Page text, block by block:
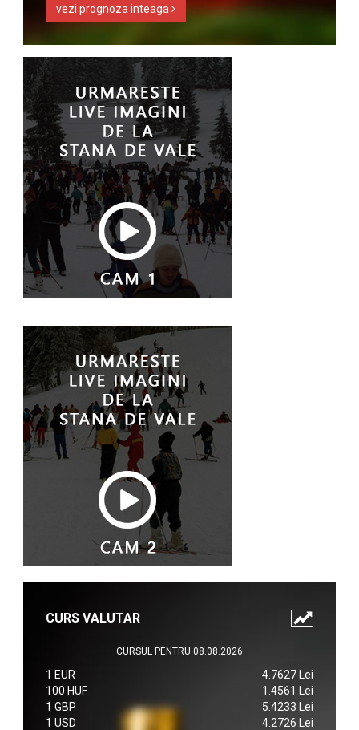
vezi prognoza inteaga
CURS VALUTAR
CURSUL PENTRU 08.08.2026
1 EUR
4.7627 Lei
100 HUF
1.4561 Lei
1 GBP
5.4233 Lei
1 USD
4.2726 Lei